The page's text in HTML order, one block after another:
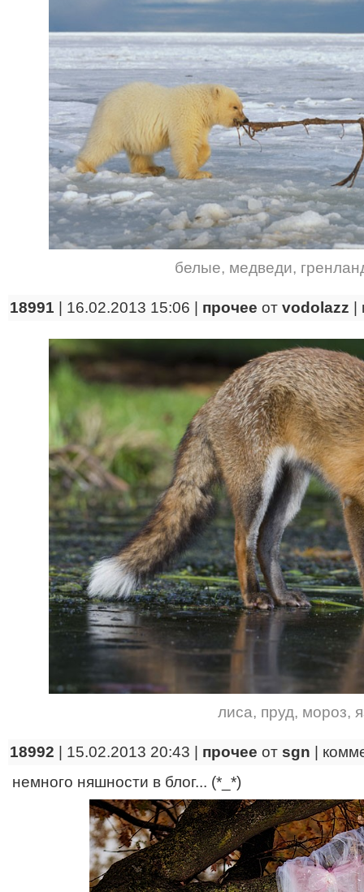
белые, медведи,
18991 | 16.02.2013 15:06 | прочее от vodolazz
лиса, пруд, мороз,
18992 | 15.02.2013 20:43 | прочее от sgn
немного няшности в блог... (*_*)